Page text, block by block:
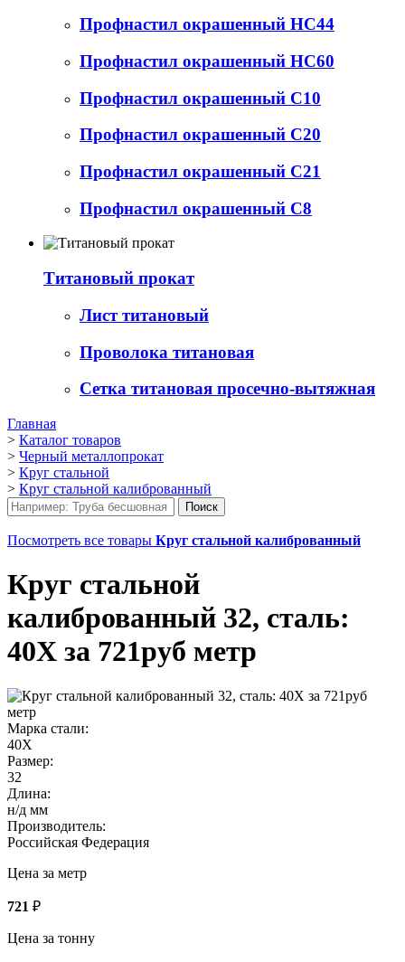
Профнастил окрашенный НС44
Профнастил окрашенный НС60
Профнастил окрашенный С10
Профнастил окрашенный С20
Профнастил окрашенный С21
Профнастил окрашенный С8
Титановый прокат
Лист титановый
Проволока титановая
Сетка титановая просечно-вытяжная
Главная
> Каталог товаров
> Черный металлопрокат
> Круг стальной
> Круг стальной калиброванный
Посмотреть все товары Круг стальной калиброванный
Круг стальной
калиброванный 32, сталь:
40Х за 721руб метр
Марка стали:
40Х
Размер:
32
Длина:
н/д мм
Производитель:
Российская Федерация
Цена за метр
721 ₽
Цена за тонну